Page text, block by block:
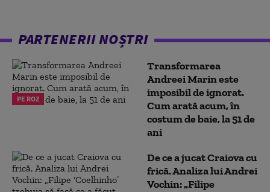
PARTENERII NOȘTRI
PE ROZ
Transformarea
Andreei Marin este
imposibil de ignorat.
Cum arată acum, în
costum de baie, la 51 de
ani
De ce a jucat Craiova cu
frică. Analiza lui Andrei
Vochin: „Filipe